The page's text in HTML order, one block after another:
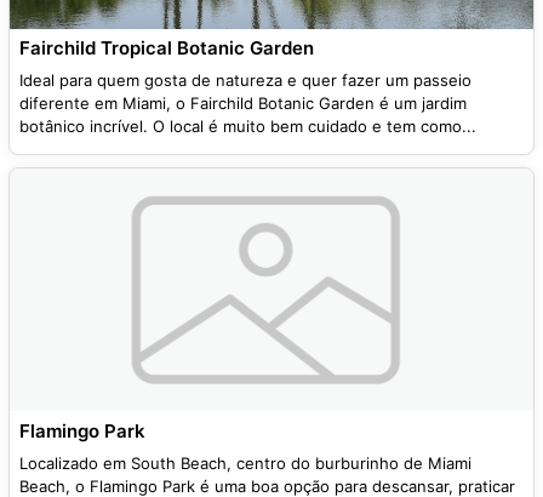
Fairchild Tropical Botanic Garden
Ideal para quem gosta de natureza e quer fazer um passeio
diferente em Miami, o Fairchild Botanic Garden é um jardim
botânico incrível. O local é muito bem cuidado e tem como...
Flamingo Park
Localizado em South Beach, centro do burburinho de Miami
Beach, o Flamingo Park é uma boa opção para descansar, praticar